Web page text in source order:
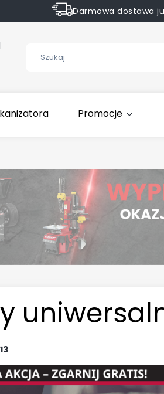
Darmowa dostawa
Promocje
13